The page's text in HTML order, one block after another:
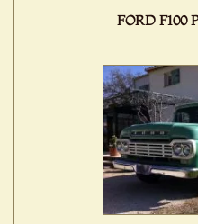
FORD F100